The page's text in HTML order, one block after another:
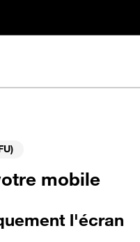
mobile
l'écran